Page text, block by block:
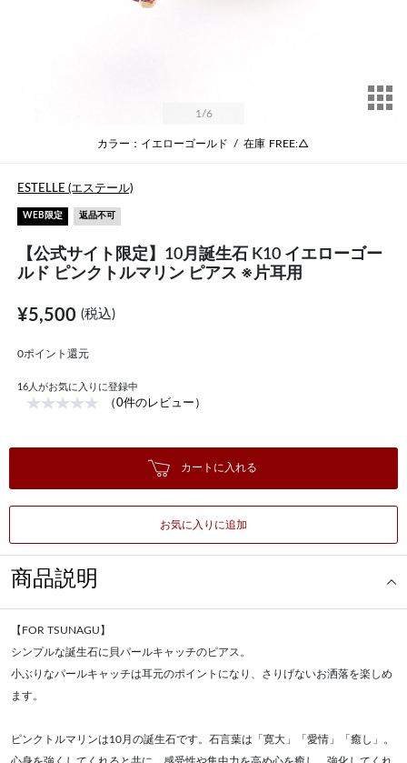
1 /6
カラー：イエローゴールド / 在庫 FREE:△
ESTELLE (エステール)
WEB限定 返品不可
【公式サイト限定】10月誕生石 K10 イエローゴー
ルド ピンクトルマリン ピアス ※片耳用
¥5,500(税込)
0ポイント還元
16 人がお気に入りに登録中
（0件のレビュー）
カートに入れる
お気に入りに追加
商品説明
【FOR TSUNAGU】
シンプルな誕生石に貝パールキャッチのピアス。
小ぶりなパールキャッチは耳元のポイントになり、さりげないお洒落を楽しめ
ます。
ピンクトルマリンは10月の誕生石です。石言葉は「寛大」「愛情」「癒し」。